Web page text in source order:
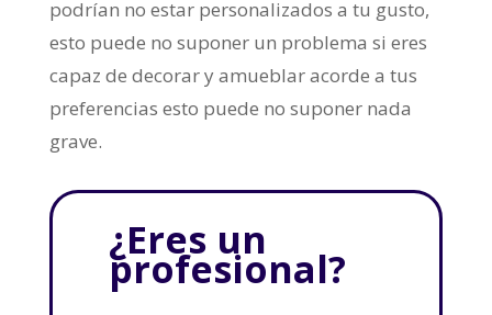
podrían no estar personalizados a tu gusto,
esto puede no suponer un problema si eres
capaz de decorar y amueblar acorde a tus
preferencias esto puede no suponer nada
grave.
¿Eres un
profesional?